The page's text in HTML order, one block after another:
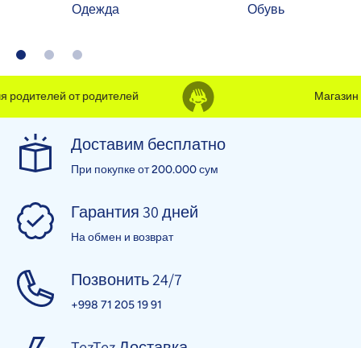
Одежда Обувь
от родителей Магазин
Доставим бесплатно
При покупке от 200.000 сум
Гарантия 30 дней
На обмен и возврат
Позвонить 24/7
+998 71 205 19 91